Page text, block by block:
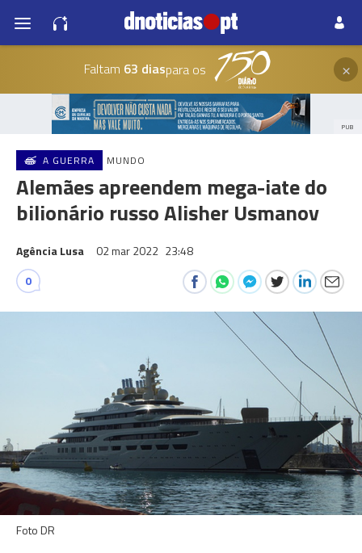
Faltam 63 diaspara os ×
PUB
A GUERRA MUNDO
Alemães apreendem mega-iate do
bilionário russo Alisher Usmanov
Agência Lusa 02 mar 2022 23:48
0
Foto DR